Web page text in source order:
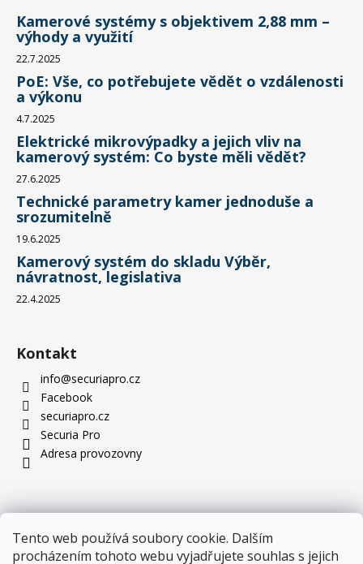
Tento web používá soubory cookie. Dalším
procházením tohoto webu vyjadřujete souhlas s jejich
Kamerové systémy s objektivem 2,88 mm –
výhody a využití
22.7.2025
PoE: Vše, co potřebujete vědět o vzdálenosti
a výkonu
4.7.2025
Elektrické mikrovýpadky a jejich vliv na
kamerový systém: Co byste měli vědět?
27.6.2025
Technické parametry kamer jednoduše a
srozumitelně
19.6.2025
Kamerový systém do skladu Výběr,
návratnost, legislativa
22.4.2025
Kontakt
info@securiapro.cz
Facebook
securiapro.cz
Securia Pro
Adresa provozovny